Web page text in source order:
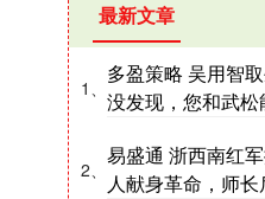
最新文章
1、
多盈策略 吴用智
没发现，您和武松
2、
易盛通 浙西南红
人献身革命，师